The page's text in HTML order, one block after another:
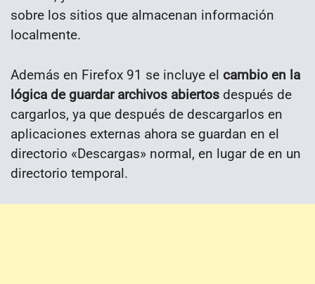
sobre los sitios que almacenan información
localmente.
Además en Firefox 91 se incluye el cambio en la
lógica de guardar archivos abiertos después de
cargarlos, ya que después de descargarlos en
aplicaciones externas ahora se guardan en el
directorio «Descargas» normal, en lugar de en un
directorio temporal.